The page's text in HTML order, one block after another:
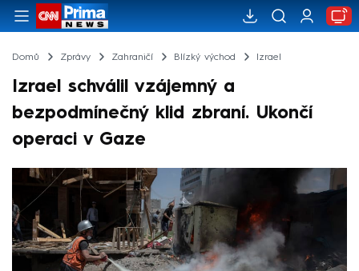
Domů Zprávy Zahraničí Blízký východ Izrael
Izrael schválil vzájemný a
bezpodmínečný klid zbraní. Ukončí
operaci v Gaze